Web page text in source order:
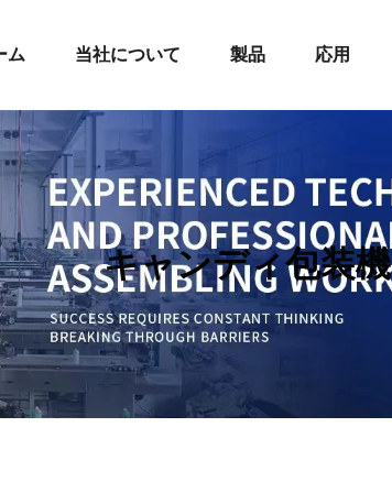
ム 当社について 製品 応用
キャンディ包装機